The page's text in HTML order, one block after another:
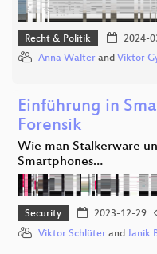
Recht & Politik 2024-
Anna Walter and Viktor
Einführung in
Forensik
Wie man Stalkerware
Smartphones…
Security 2023-12-29
Viktor Schlüter and Janik